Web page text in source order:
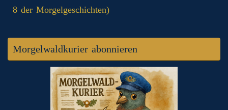
8 der Morgelgeschichten)
Morgelwaldkurier abonnieren